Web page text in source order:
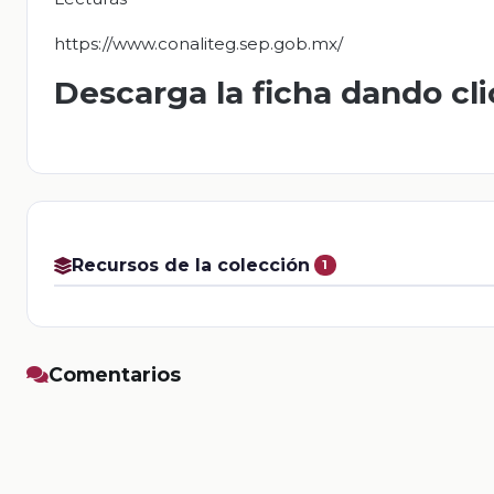
https://www.conaliteg.sep.gob.mx/
Descarga la ficha dando
Recursos de la colección 1
Comentarios